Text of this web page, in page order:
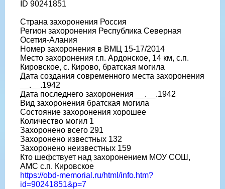
ID 90241851
Страна захоронения Россия
Регион захоронения Республика Северная
Осетия-Алания
Номер захоронения в ВМЦ 15-17/2014
Место захоронения г.п. Ардонское, 14 км, с.п.
Кировское, с. Кирово, братская могила
Дата создания современного места захоронения
__.__.1942
Дата последнего захоронения __.__.1942
Вид захоронения братская могила
Состояние захоронения хорошее
Количество могил 1
Захоронено всего 291
Захоронено известных 132
Захоронено неизвестных 159
Кто шефствует над захоронением МОУ СОШ,
АМС с.п. Кировское
https://obd-memorial.ru/html/info.htm?
id=90241851&p=7